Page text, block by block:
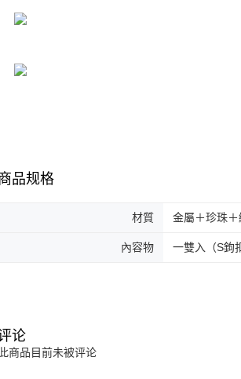
品规格
材質 金屬＋珍珠
內容物 一雙入（S鉤
论
商品目前未被评论